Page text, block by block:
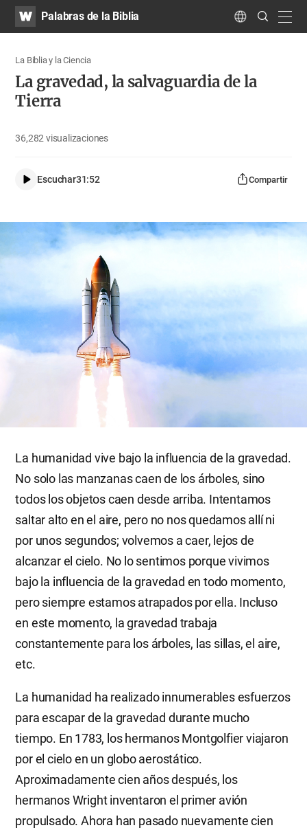
WATVPalabras de la Biblia Language
Search
Submit
La Biblia y la Ciencia
La gravedad, la salvaguardia de la
Tierra
36,282visualizaciones
Escuchar31:52 Compartir
La humanidad vive bajo la influencia de la gravedad.
No solo las manzanas caen de los árboles, sino
todos los objetos caen desde arriba. Intentamos
saltar alto en el aire, pero no nos quedamos allí ni
por unos segundos; volvemos a caer, lejos de
alcanzar el cielo. No lo sentimos porque vivimos
bajo la influencia de la gravedad en todo momento,
pero siempre estamos atrapados por ella. Incluso
en este momento, la gravedad trabaja
constantemente para los árboles, las sillas, el aire,
etc.
La humanidad ha realizado innumerables esfuerzos
para escapar de la gravedad durante mucho
tiempo. En 1783, los hermanos Montgolfier viajaron
por el cielo en un globo aerostático.
Aproximadamente cien años después, los
hermanos Wright inventaron el primer avión
propulsado. Ahora han pasado nuevamente cien